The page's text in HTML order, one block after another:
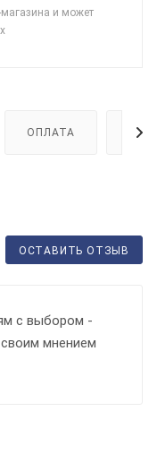
магазина и может
ОПЛАТА
ОСТАВИТЬ ОТЗЫВ
с выбором -
мнением